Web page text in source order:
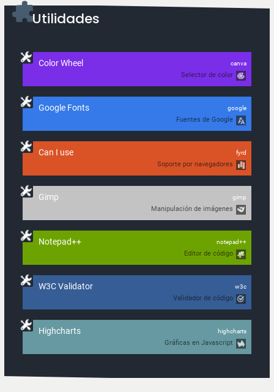
Utilidades
Color Wheel canva
Selector de color
Google Fonts google
Fuentes de Google
Can I use fyrd
Soporte por navegadores
Gimp gimp
Manipulación de imágenes
Notepad++ notepad++
Editor de código
W3C Validator w3c
Validador de código
Highcharts highcharts
Gráficas en Javascript